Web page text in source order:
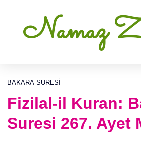
Namaz
BAKARA SURESI
Fizilal-il Kuran:
Suresi 267. Ayet